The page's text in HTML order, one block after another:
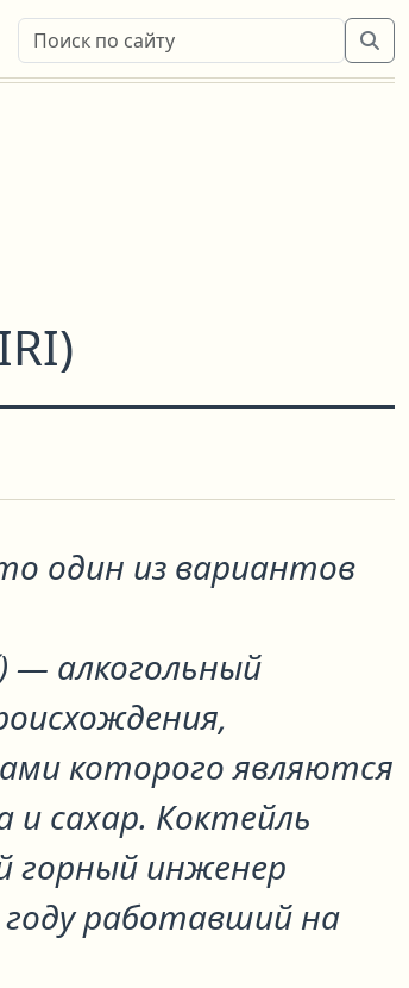
)
один из вариантов
— алкогольный
которого являются
и сахар. Коктейль
горный инженер
году работавший на